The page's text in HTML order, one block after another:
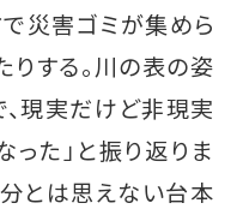
災害ゴミが集めら
する。川の表の姿
現実だけど非現実
た」と振り返りま
分とは思えない台本